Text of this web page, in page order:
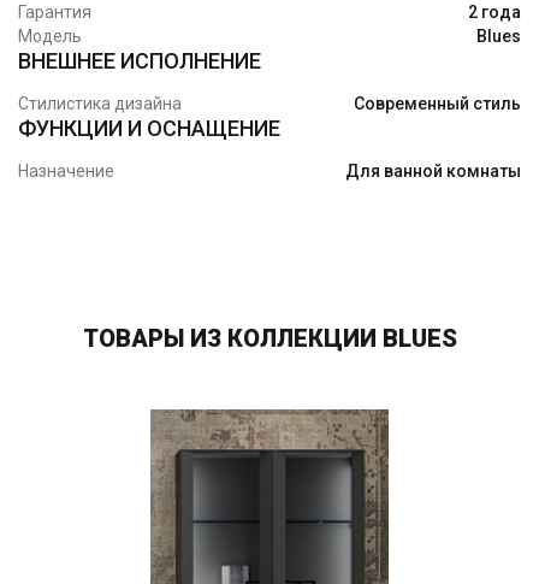
Гарантия
2 года
Модель
Blues
ВНЕШНЕЕ ИСПОЛНЕНИЕ
Стилистика дизайна Современный стиль
ФУНКЦИИ И ОСНАЩЕНИЕ
Назначение Для ванной комнаты
ТОВАРЫ ИЗ КОЛЛЕКЦИИ BLUES